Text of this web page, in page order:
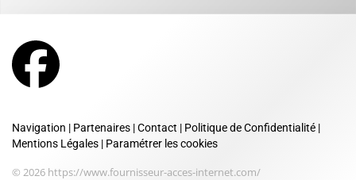
Navigation | Partenaires |Contact | Politique de Confidentialité |
Mentions Légales | Paramétrer les cookies
© 2026 https://www.fournisseur-acces-internet.com/